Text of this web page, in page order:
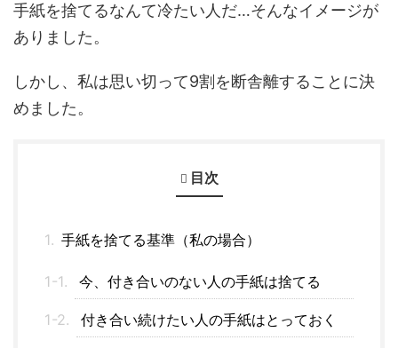
手紙を捨てるなんて冷たい人だ…そんなイメージが
ありました。
しかし、私は思い切って9割を断舎離することに決
めました。
目次
手紙を捨てる基準（私の場合）
今、付き合いのない人の手紙は捨てる
付き合い続けたい人の手紙はとっておく